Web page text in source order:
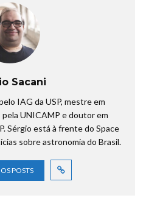
Sacani
IAG da USP, mestre em
UNICAMP e doutor em
Sérgio está à frente do Space
sobre astronomia do Brasil.
POSTS